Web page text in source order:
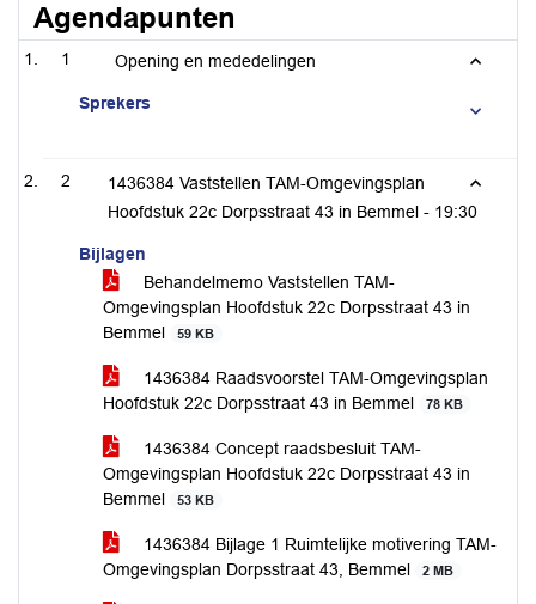
Agendapunten
1 Opening en mededelingen
Sprekers
2
1436384 Vaststellen TAM-Omgevingsplan
Hoofdstuk 22c Dorpsstraat 43 in Bemmel - 19:30
Bijlagen
Behandelmemo Vaststellen TAM-
Omgevingsplan Hoofdstuk 22c Dorpsstraat 43 in
Bemmel
59 KB
1436384 Raadsvoorstel TAM-Omgevingsplan
Hoofdstuk 22c Dorpsstraat 43 in Bemmel
78 KB
1436384 Concept raadsbesluit TAM-
Omgevingsplan Hoofdstuk 22c Dorpsstraat 43 in
Bemmel
53 KB
1436384 Bijlage 1 Ruimtelijke motivering TAM-
Omgevingsplan Dorpsstraat 43, Bemmel
2 MB